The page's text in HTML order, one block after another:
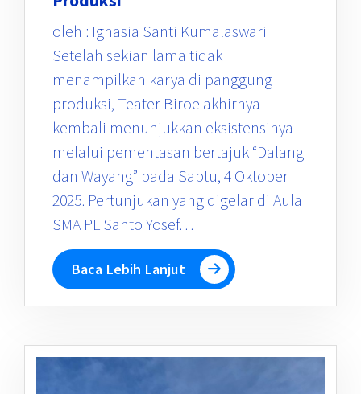
oleh : Ignasia Santi Kumalaswari
Setelah sekian lama tidak
menampilkan karya di panggung
produksi, Teater Biroe akhirnya
kembali menunjukkan eksistensinya
melalui pementasan bertajuk “Dalang
dan Wayang” pada Sabtu, 4 Oktober
2025. Pertunjukan yang digelar di Aula
SMA PL Santo Yosef…
Baca Lebih Lanjut